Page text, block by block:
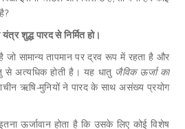
शुद्ध पारद से निर्मित हो।
जो सामान्य तापमान पर द्रव रूप में रहता है और
से अत्यधिक होती है। यह धातु जैविक ऊर्जा का
ऋषि-मुनियों ने पारद के साथ असंख्य प्रयोग
ऊर्जावान होता है कि उसके लिए कोई विशेष